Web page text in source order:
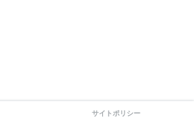
サイトポリシー